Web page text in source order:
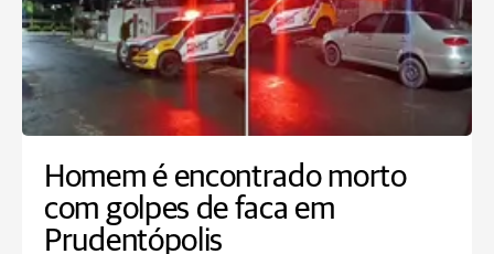
Homem é encontrado morto
com golpes de faca em
Prudentópolis